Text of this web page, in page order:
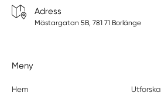
Adress
Mästargatan 5B, 781 71 Borlänge
Meny
Hem Utforska